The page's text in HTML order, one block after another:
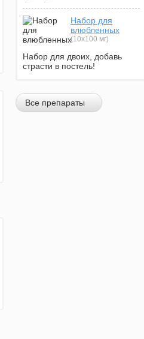
Набор для
влюбленных
(10х100 мг)
Набор для двоих, добавь
страсти в постель!
Все препараты